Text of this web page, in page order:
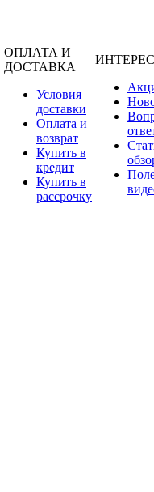
ОПЛАТА И
ДОСТАВКА
Условия
доставки
Оплата и
возврат
Купить в
кредит
Купить в
рассрочку